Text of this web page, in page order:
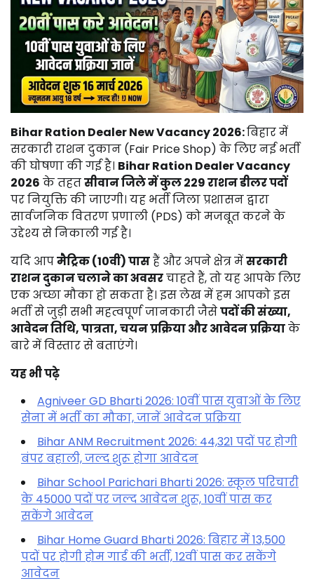
Bihar Ration Dealer New Vacancy 2026:बिहार में
सरकारी राशन दुकान (Fair Price Shop) के लिए नई भर्ती
की घोषणा की गई है। Bihar Ration Dealer Vacancy
2026 के तहतसीवान जिले में कुल 229 राशन डीलर पदों
पर नियुक्ति की जाएगी। यह भर्ती जिला प्रशासन द्वारा
सार्वजनिक वितरण प्रणाली (PDS) को मजबूत करने के
उद्देश्य से निकाली गई है।
यदि आपमैट्रिक (10वीं) पासहैं और अपने क्षेत्र मेंसरकारी
राशन दुकान चलाने का अवसरचाहते हैं, तो यह आपके लिए
एक अच्छा मौका हो सकता है। इस लेख में हम आपको इस
भर्ती से जुड़ी सभी महत्वपूर्ण जानकारी जैसेपदों की संख्या,
आवेदन तिथि, पात्रता, चयन प्रक्रिया और आवेदन प्रक्रियाके
बारे में विस्तार से बताएंगे।
यह भी पढ़े
Agniveer GD Bharti 2026: 10वीं पास युवाओं के लिए
सेना में भर्ती का मौका, जानें आवेदन प्रक्रिया
Bihar ANM Recruitment 2026: 44,321 पदों पर होगी
बंपर बहाली, जल्द शुरू होगा आवेदन
Bihar School Parichari Bharti 2026: स्कूल परिचारी
के 45000 पदों पर जल्द आवेदन शुरू, 10वीं पास कर
सकेंगे आवेदन
Bihar Home Guard Bharti 2026: बिहार में 13,500
पदों पर होगी होम गार्ड की भर्ती, 12वीं पास कर सकेंगे
आवेदन